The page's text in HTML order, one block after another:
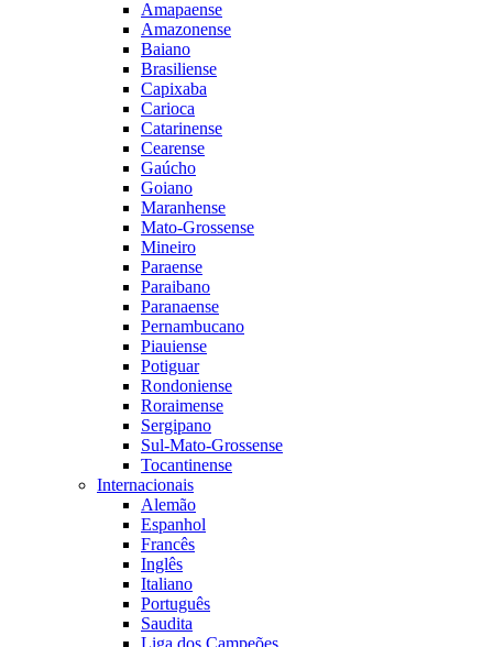
Amapaense
Amazonense
Baiano
Brasiliense
Capixaba
Carioca
Catarinense
Cearense
Gaúcho
Goiano
Maranhense
Mato-Grossense
Mineiro
Paraense
Paraibano
Paranaense
Pernambucano
Piauiense
Potiguar
Rondoniense
Roraimense
Sergipano
Sul-Mato-Grossense
Tocantinense
Internacionais
Alemão
Espanhol
Francês
Inglês
Italiano
Português
Saudita
Liga dos Campeões